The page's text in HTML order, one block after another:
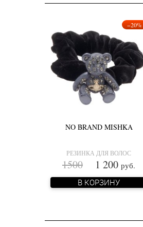
−20%
NO BRAND MISHKA
РЕЗИНКА ДЛЯ ВОЛОС
1500 1 200 руб.
В КОРЗИНУ